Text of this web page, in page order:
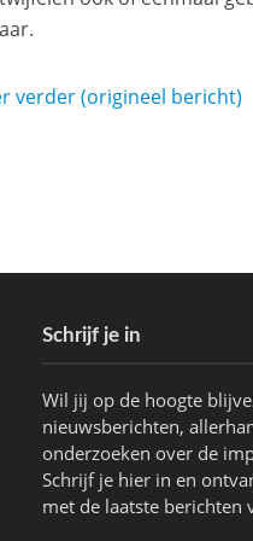
verder (origineel bericht)
Schrijf je in
Wil jij op de hoogte
nieuwsberichten,
onderzoeken over de
Schrijf je hier in en
met de laatste berichten